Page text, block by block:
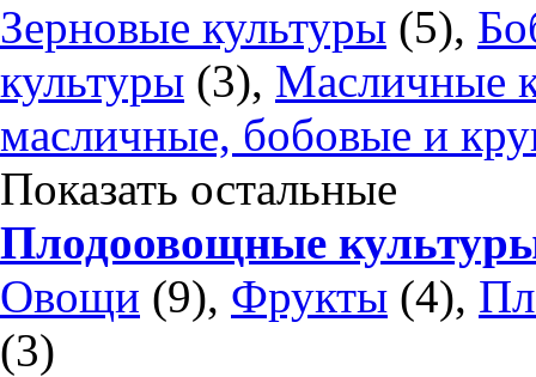
Зерновые культуры (5),
культуры (3), Масличные
масличные, бобовые и
Показать остальные
Плодоовощные
Овощи (9), Фрукты (4),
(3)